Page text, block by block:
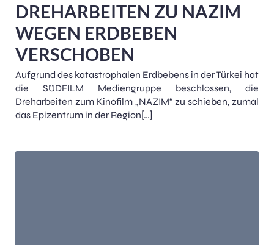
DREHARBEITEN ZU NAZIM
WEGEN ERDBEBEN
VERSCHOBEN
Aufgrund des katastrophalen Erdbebens in der Türkei hat
die SÜDFILM Mediengruppe beschlossen, die
Dreharbeiten zum Kinofilm „NAZIM“ zu schieben, zumal
das Epizentrum in der Region[…]